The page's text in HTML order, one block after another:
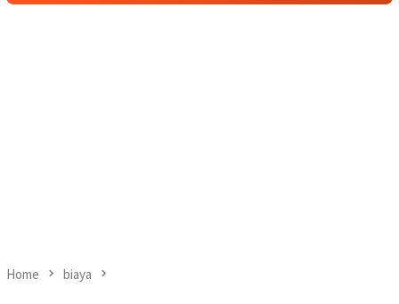
Home biaya